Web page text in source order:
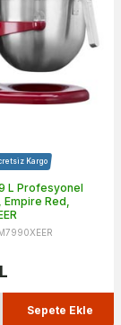
Kargo
L Profesyonel
Red,
Sepete Ekle